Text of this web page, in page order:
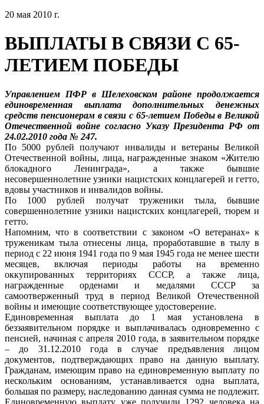
20 мая 2010 г.
ВЫПЛАТЫ В СВЯЗИ С 65-
ЛЕТИЕМ ПОБЕДЫ
Управлением ПФР в Шелеховском районе продолжается
единовременная выплата дополнительных денежных
средств пенсионерам в связи с 65-летием Победы в Великой
Отечественной войне согласно Указу Президента РФ от
24.02.2010 года № 247.
По 5000 рублей получают инвалиды и ветераны Великой
Отечественной войны, лица, награжденные знаком «Жителю
блокадного Ленинграда», а также бывшие
несовершеннолетние узники нацистских концлагерей и гетто,
вдовы участников и инвалидов войны.
По 1000 рублей получат труженики тыла, бывшие
совершеннолетние узники нацистских концлагерей, тюрем и
гетто.
Напомним, что в соответствии с законом «О ветеранах» к
труженикам тыла отнесены лица, проработавшие в тылу в
период с 22 июня 1941 года по 9 мая 1945 года не менее шести
месяцев, включая периоды работы на временно
оккупированных территориях СССР, а также лица,
награжденные орденами и медалями СССР за
самоотверженный труд в период Великой Отечественной
войны и имеющие соответствующее удостоверение.
Единовременная выплата до 1 мая установлена в
беззаявительном порядке и выплачивалась одновременно с
пенсией, начиная с апреля 2010 года, в заявительном порядке
– до 31.12.2010 года в случае предъявления лицом
документов, подтверждающих право на данную выплату.
Гражданам, имеющим право на единовременную выплату по
нескольким основаниям, устанавливается одна выплата,
большая по размеру, наследованию данная сумма не подлежит.
Единовременную выплату уже получили 1292 человека на